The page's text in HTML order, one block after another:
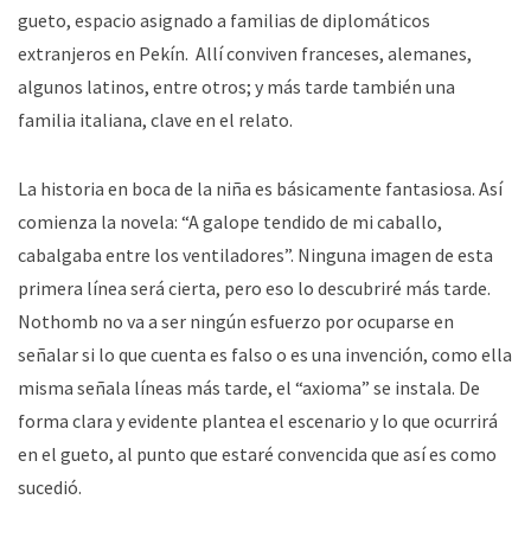
gueto, espacio asignado a familias de diplomáticos
extranjeros en Pekín. Allí conviven franceses, alemanes,
algunos latinos, entre otros; y más tarde también una
familia italiana, clave en el relato.
La historia en boca de la niña es básicamente fantasiosa. Así
comienza la novela: “A galope tendido de mi caballo,
cabalgaba entre los ventiladores”. Ninguna imagen de esta
primera línea será cierta, pero eso lo descubriré más tarde.
Nothomb no va a ser ningún esfuerzo por ocuparse en
señalar si lo que cuenta es falso o es una invención, como ella
misma señala líneas más tarde, el “axioma” se instala. De
forma clara y evidente plantea el escenario y lo que ocurrirá
en el gueto, al punto que estaré convencida que así es como
sucedió.